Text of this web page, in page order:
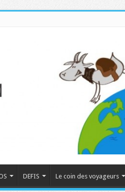
DEFIS Le coin des voyageurs